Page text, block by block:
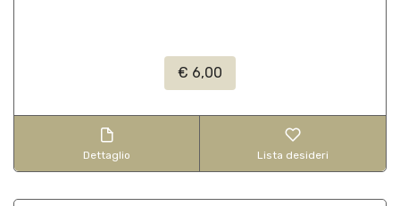
€ 6,00
Dettaglio Lista desideri